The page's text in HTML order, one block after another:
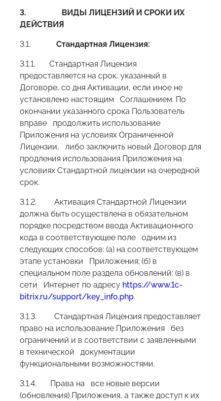
3.
ВИДЫ ЛИЦЕНЗИЙ И СРОКИ ИХ
ДЕЙСТВИЯ
3.1. Стандартная Лицензия:
3.1.1. Стандартная Лицензия
предоставляется на срок, указанный в
Договоре, со дня Активации, если иное не
установлено настоящим Соглашением. По
окончании указанного срока Пользователь
вправе продолжить использование
Приложения на условиях Ограниченной
Лицензии, либо заключить новый Договор для
продления использования Приложения на
условиях Стандартной лицензии на очередной
срок.
3.1.2. Активация Стандартной Лицензии
должна быть осуществлена в обязательном
порядке посредством ввода Активационного
кода в соответствующее поле одним из
следующих способов: (а) на соответствующем
этапе установки Приложения; (б) в
специальном поле раздела обновлений; (в) в
сети Интернет по адресу https://www.1c-
bitrix.ru/support/key_info.php.
3.1.3. Стандартная Лицензия предоставляет
право на использование Приложения без
ограничений и в соответствии с заявленными
в технической документации
функциональными возможностями.
3.1.4. Права на все новые версии
(обновления) Приложения, а также доступ к их